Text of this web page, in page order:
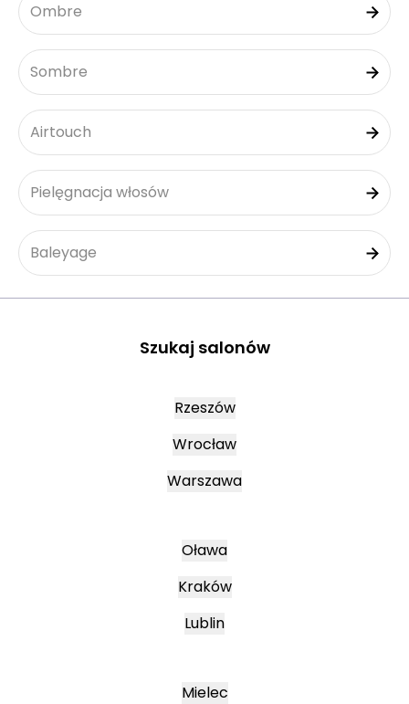
Ombre
Sombre
Airtouch
Pielęgnacja włosów
Baleyage
Szukaj salonów
Rzeszów
Wrocław
Warszawa
Oława
Kraków
Lublin
Mielec